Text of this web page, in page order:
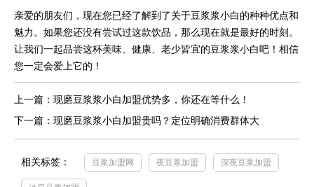
亲爱的朋友们，现在您已经了解到了关于豆浆浆小白的种种优点和
魅力。如果您还没有尝试过这款饮品，那么现在就是最好的时刻。
让我们一起品尝这杯美味、健康、老少皆宜的豆浆浆小白吧！相信
您一定会爱上它的！
上一篇：现磨豆浆浆小白加盟优势多，你还在等什么！
下一篇：现磨豆浆浆小白加盟贵吗？定位明确消费群体大
相关标签： 豆浆加盟网 夜豆浆加盟 深夜豆浆加盟